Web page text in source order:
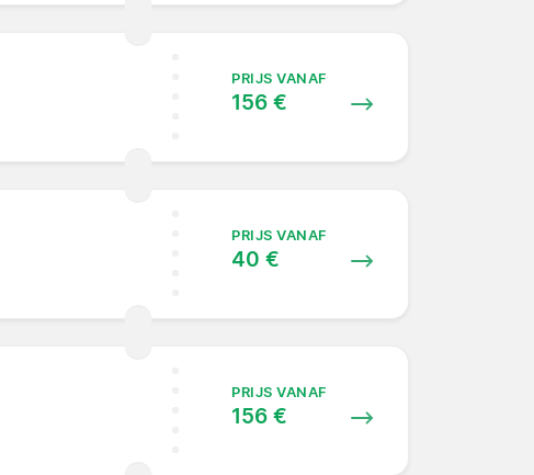
PRIJS VANAF
156 €
PRIJS VANAF
40 €
PRIJS VANAF
156 €